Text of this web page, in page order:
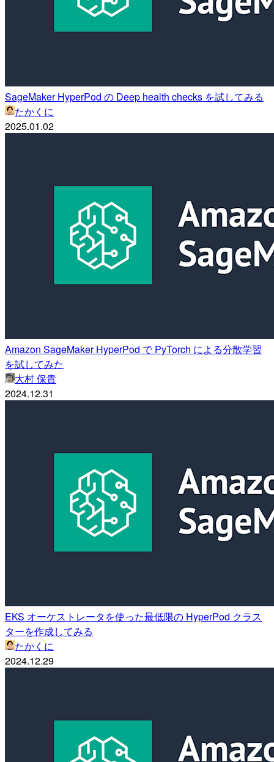
SageMaker HyperPod の Deep health checks を試してみる
たかくに
2025.01.02
Amazon SageMaker HyperPod で PyTorch による分散学習
を試してみた
大村 保貴
2024.12.31
EKS オーケストレータを使った最低限の HyperPod クラス
ターを作成してみる
たかくに
2024.12.29